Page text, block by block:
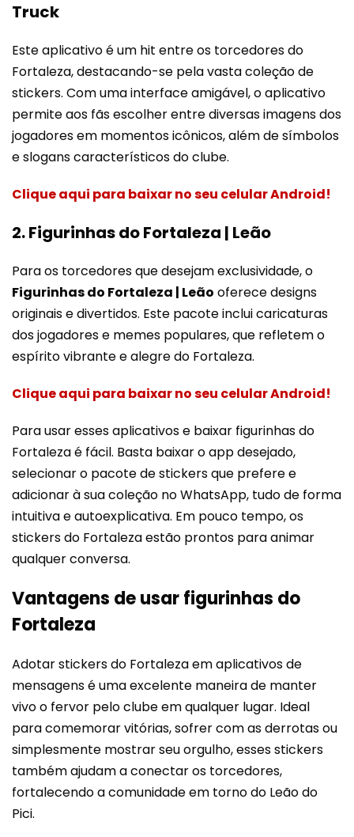
Truck
Este aplicativo é um hit entre os torcedores do
Fortaleza, destacando-se pela vasta coleção de
stickers. Com uma interface amigável, o aplicativo
permite aos fãs escolher entre diversas imagens dos
jogadores em momentos icônicos, além de símbolos
e slogans característicos do clube.
Clique aqui para baixar no seu celular Android!
2. Figurinhas do Fortaleza | Leão
Para os torcedores que desejam exclusividade, o
Figurinhas do Fortaleza | Leão oferece designs
originais e divertidos. Este pacote inclui caricaturas
dos jogadores e memes populares, que refletem o
espírito vibrante e alegre do Fortaleza.
Clique aqui para baixar no seu celular Android!
Para usar esses aplicativos e baixar figurinhas do
Fortaleza é fácil. Basta baixar o app desejado,
selecionar o pacote de stickers que prefere e
adicionar à sua coleção no WhatsApp, tudo de forma
intuitiva e autoexplicativa. Em pouco tempo, os
stickers do Fortaleza estão prontos para animar
qualquer conversa.
Vantagens de usar figurinhas do
Fortaleza
Adotar stickers do Fortaleza em aplicativos de
mensagens é uma excelente maneira de manter
vivo o fervor pelo clube em qualquer lugar. Ideal
para comemorar vitórias, sofrer com as derrotas ou
simplesmente mostrar seu orgulho, esses stickers
também ajudam a conectar os torcedores,
fortalecendo a comunidade em torno do Leão do
Pici.